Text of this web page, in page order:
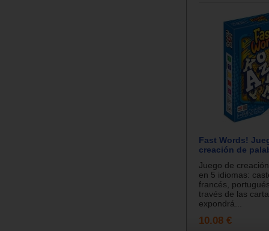
Fast Words!
creación de
Juego de
en 5 idiomas:
francés,
través de las
expondrá...
10.08 €